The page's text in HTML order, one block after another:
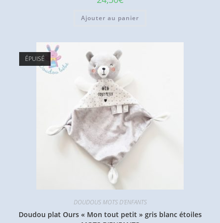
Ajouter au panier
ÉPUISÉ
DOUDOUS MOTS D'ENFANTS
Doudou plat Ours « Mon tout petit » gris blanc étoiles